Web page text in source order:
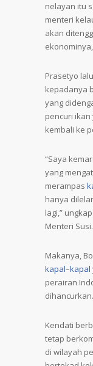
nelayan itu
menteri
akan
Prasetyo
kepadanya
yang
pencuri
kembali ke
“Saya
yang
merampas
hanya
lagi,”
Menteri Susi.
Makanya,
kapal–kapal
perairan
dihancurkan.
Kendati
tetap
di wilayah